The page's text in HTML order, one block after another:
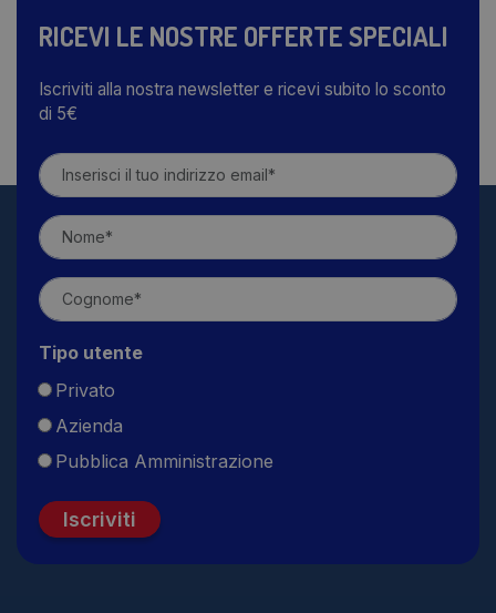
RICEVI LE NOSTRE OFFERTE SPECIALI
Iscriviti alla nostra newsletter e ricevi subito lo sconto
di 5€
Tipo utente
Privato
Azienda
Pubblica Amministrazione
Iscriviti